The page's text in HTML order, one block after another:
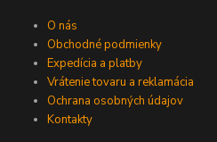
O nás
Obchodné podmienky
Expedícia a platby
Vrátenie tovaru a reklamácia
Ochrana osobných údajov
Kontakty